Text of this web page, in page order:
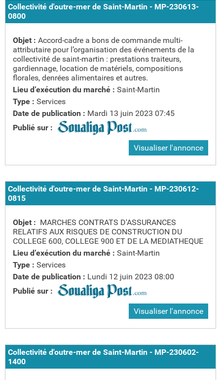
Collectivité d'outre-mer de Saint-Martin - MP-230613-
0800
Objet : Accord-cadre a bons de commande multi-
attributaire pour l’organisation des événements de la
collectivité de saint-martin : prestations traiteurs,
gardiennage, location de matériels, compositions
florales, denrées alimentaires et autres.
Lieu d’exécution du marché : Saint-Martin
Type : Services
Date de publication : Mardi 13 juin 2023 07:45
Publié sur :
Visualiser l'annonce
Collectivité d'outre-mer de Saint-Martin - MP-230612-
0815
Objet : MARCHES CONTRATS D'ASSURANCES
RELATIFS AUX RISQUES DE CONSTRUCTION DU
COLLEGE 600, COLLEGE 900 ET DE LA MEDIATHEQUE
Lieu d’exécution du marché : Saint-Martin
Type : Services
Date de publication : Lundi 12 juin 2023 08:00
Publié sur :
Visualiser l'annonce
Collectivité d'outre-mer de Saint-Martin - MP-230602-
1400